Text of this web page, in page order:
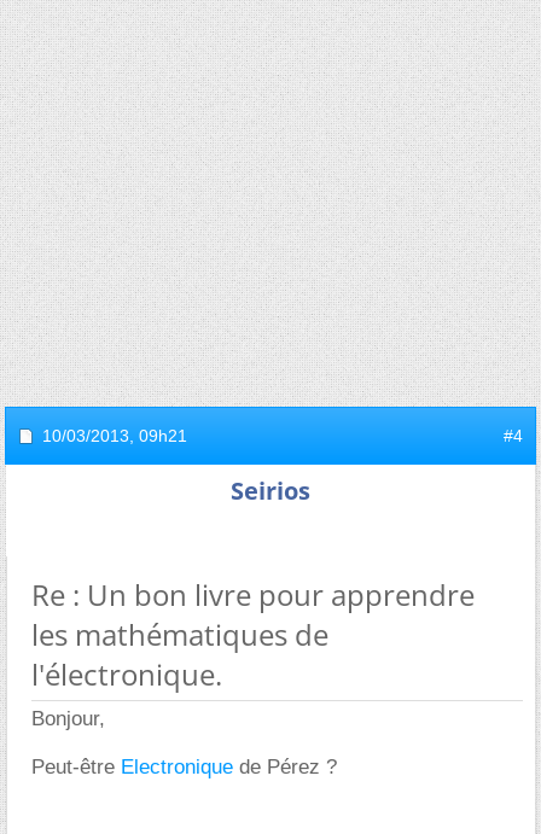
10/03/2013, 09h21 #4
Seirios
Re : Un bon livre pour apprendre
les mathématiques de
l'électronique.
Bonjour,
Peut-être Electronique de Pérez ?